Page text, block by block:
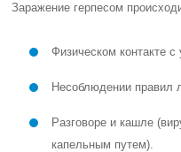
Заражение герпесом
Физическом контакте
Несоблюдении правил
Разговоре и кашле
капельным путем).